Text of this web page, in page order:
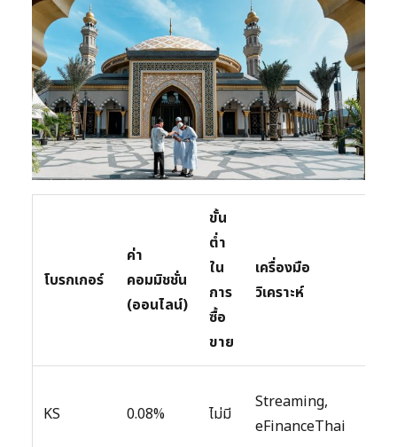
โบรกเกอร์
ค่า
คอมมิชชั่น
(ออนไลน์)
ขั้น
ต่ำ
ใน
การ
ซื้อ
ขาย
เครื่องมือ
วิเคราะห์
KS 0.08% ไม่มี
Streaming,
eFinanceThai